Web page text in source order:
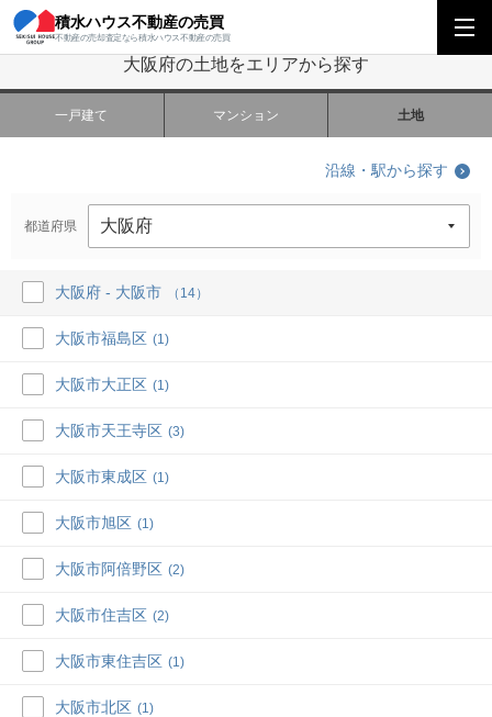
積水ハウス不動産の売買
不動産の売却査定なら積水ハウス不動産の売買
｜積水ハウス不動産の売買 関西エリア
大阪府の土地をエリアから探す
一戸建て マンション 土地
沿線・駅から探す
都道府県
大阪府 - 大阪市 （14）
大阪市福島区 (1)
大阪市大正区 (1)
大阪市天王寺区 (3)
大阪市東成区 (1)
大阪市旭区 (1)
大阪市阿倍野区 (2)
大阪市住吉区 (2)
大阪市東住吉区 (1)
大阪市北区 (1)